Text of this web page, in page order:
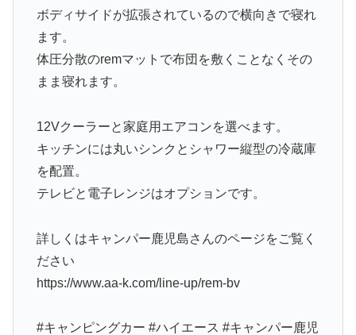
ボディサイドが拡張されているので横向きで寝れ
ます。
体圧分散のremマットで布団を敷くことなくその
まま寝れます。
12Vクーラーと家庭用エアコンを選べます。
キッチンには丸いシンクとシャワー縦型の冷蔵庫
を配置。
テレビと電子レンジはオプションです。
詳しくはキャンパー鹿児島さんのページをご覧く
ださい
https://www.aa-k.com/line-up/rem-bv
#キャンピングカー #ハイエース #キャンパー鹿児